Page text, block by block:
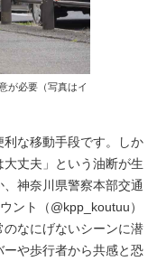
が必要（写真はイ
な移動手段です。しか
丈夫」という油断が生
神奈川県警察本部交通
ント（@kpp_koutuu）
なにげないシーンに潜
や歩行者から共感と恐